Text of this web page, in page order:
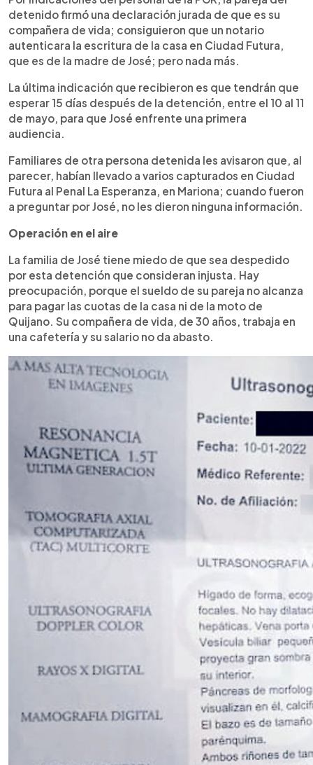
detenido firmó una declaración jurada de que es su
compañera de vida; consiguieron que un notario
autenticara la escritura de la casa en Ciudad Futura,
que es de la madre de José; pero nada más.
La última indicación que recibieron es que tendrán que
esperar 15 días después de la detención, entre el 10 al 11
de mayo, para que José enfrente una primera
audiencia.
Familiares de otra persona detenida les avisaron que, al
parecer, habían llevado a varios capturados en Ciudad
Futura al Penal La Esperanza, en Mariona; cuando fueron
a preguntar por José, no les dieron ninguna información.
Operación en el aire
La familia de José tiene miedo de que sea despedido
por esta detención que consideran injusta. Hay
preocupación, porque el sueldo de su pareja no alcanza
para pagar las cuotas de la casa ni de la moto de
Quijano. Su compañera de vida, de 30 años, trabaja en
una cafetería y su salario no da abasto.